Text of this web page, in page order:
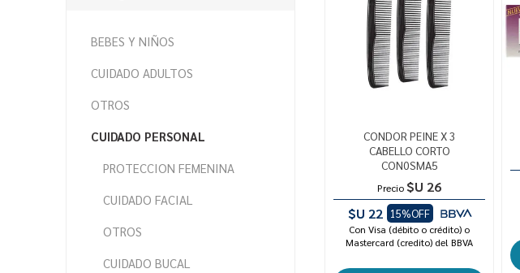
CONDOR PEINE X 3
CABELLO CORTO
CON0SMA5
Precio $U 26
$U 22 15%OFF
Con Visa (débito o crédito) o
Mastercard (credito) del BBVA
BEBES Y NIÑOS
CUIDADO ADULTOS
OTROS
CUIDADO PERSONAL
PROTECCION FEMENINA
CUIDADO FACIAL
OTROS
CUIDADO BUCAL